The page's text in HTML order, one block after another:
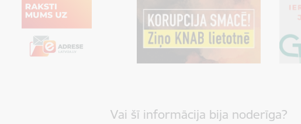
Vai šī informācija bija noderīga?